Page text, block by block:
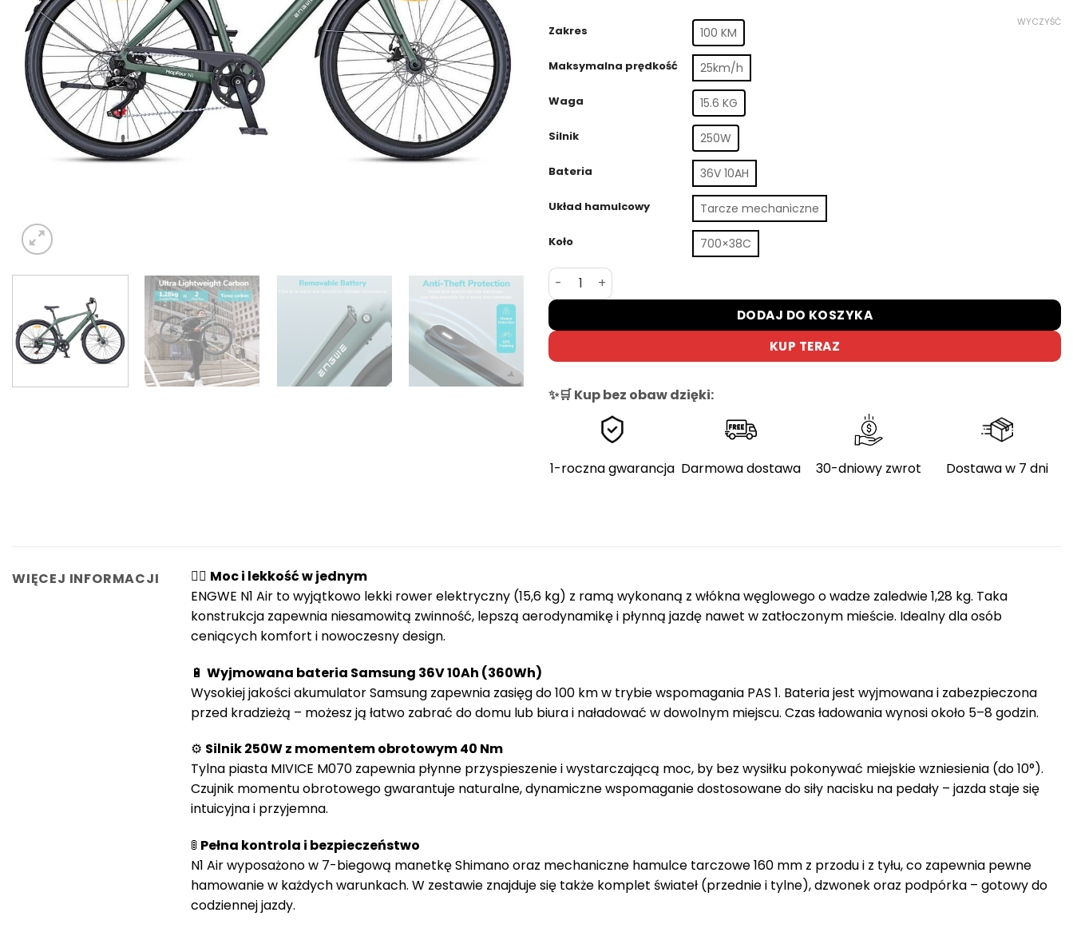
Zakres 100 KM
Maksymalna prędkość 25km/h
Waga 15.6 KG
Silnik 250W
Bateria 36V 10AH
Układ hamulcowy Tarcze mechaniczne
Koło 700×38C
WYCZYŚĆ
ilość ENGWE N1 Air – ultralekki miejski rower elektryczny 250W z ramą z włókna
DODAJ DO KOSZYKA
KUP TERAZ
✨🛒 Kup bez obaw dzięki:
1-roczna gwarancja Darmowa dostawa 30-dniowy zwrot Dostawa w 7 dni
WIĘCEJ INFORMACJI 🚴‍♂️ Moc i lekkość w jednym
ENGWE N1 Air to wyjątkowo lekki rower elektryczny (15,6 kg) z ramą wykonaną z włókna węglowego o wadze zaledwie 1,28 kg. Taka
konstrukcja zapewnia niesamowitą zwinność, lepszą aerodynamikę i płynną jazdę nawet w zatłoczonym mieście. Idealny dla osób
ceniących komfort i nowoczesny design.
🔋 Wyjmowana bateria Samsung 36V 10Ah (360Wh)
Wysokiej jakości akumulator Samsung zapewnia zasięg do 100 km w trybie wspomagania PAS 1. Bateria jest wyjmowana i zabezpieczona
przed kradzieżą – możesz ją łatwo zabrać do domu lub biura i naładować w dowolnym miejscu. Czas ładowania wynosi około 5–8 godzin.
⚙️ Silnik 250W z momentem obrotowym 40 Nm
Tylna piasta MIVICE M070 zapewnia płynne przyspieszenie i wystarczającą moc, by bez wysiłku pokonywać miejskie wzniesienia (do 10°).
Czujnik momentu obrotowego gwarantuje naturalne, dynamiczne wspomaganie dostosowane do siły nacisku na pedały – jazda staje się
intuicyjna i przyjemna.
🚦 Pełna kontrola i bezpieczeństwo
N1 Air wyposażono w 7-biegową manetkę Shimano oraz mechaniczne hamulce tarczowe 160 mm z przodu i z tyłu, co zapewnia pewne
hamowanie w każdych warunkach. W zestawie znajduje się także komplet świateł (przednie i tylne), dzwonek oraz podpórka – gotowy do
codziennej jazdy.